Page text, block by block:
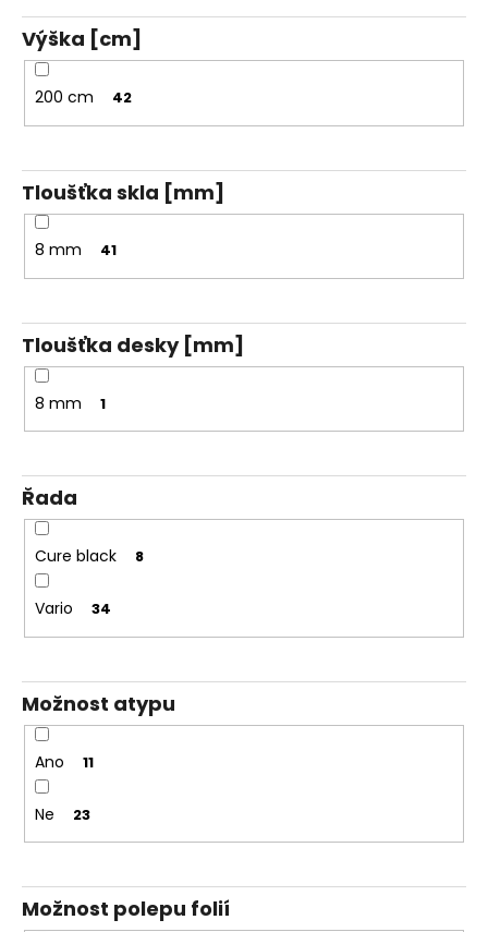
Výška [cm]
200 cm 42
Tloušťka skla [mm]
8 mm 41
Tloušťka desky [mm]
8 mm 1
Řada
Cure black 8
Vario 34
Možnost atypu
Ano 11
Ne 23
Možnost polepu folií